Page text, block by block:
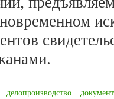
делопроизводство